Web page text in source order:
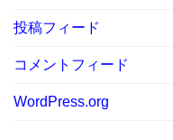
投稿フィード
コメントフィード
WordPress.org